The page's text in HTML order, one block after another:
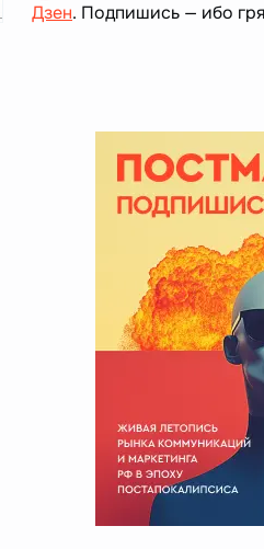
Дзен. Подпишись — ибо